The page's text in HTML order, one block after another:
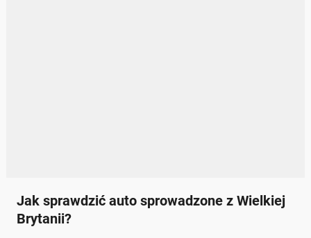
Jak sprawdzić auto sprowadzone z Wielkiej
Brytanii?